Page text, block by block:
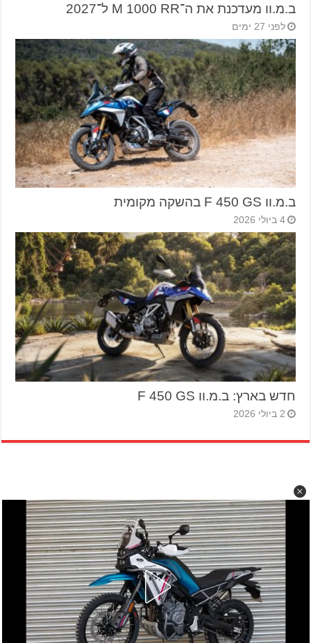
ב.מ.וו מעדכנת את ה־M 1000 RR ל־2027
לפני 27 ימים
ב.מ.וו F 450 GS בהשקה מקומית
4 ביולי 2026
חדש בארץ: ב.מ.וו F 450 GS
2 ביולי 2026